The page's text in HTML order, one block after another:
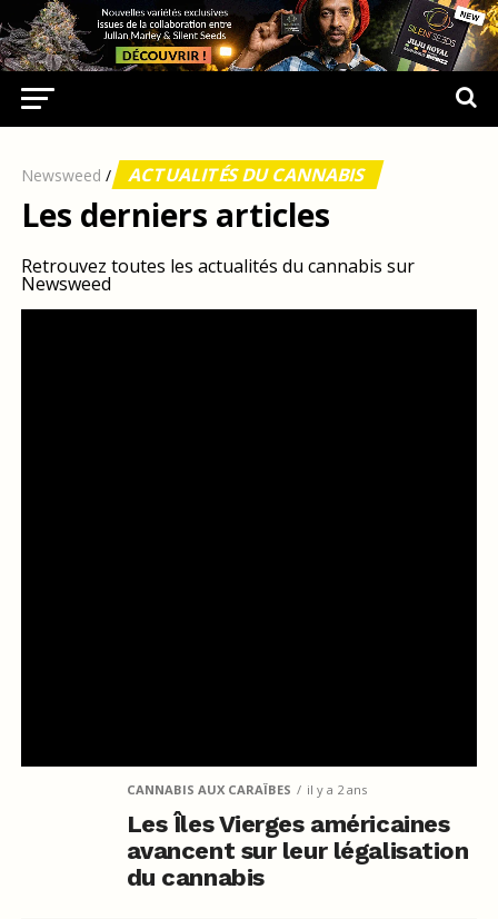
Newsweed / ACTUALITÉS DU CANNABIS
Les derniers articles
Retrouvez toutes les actualités du cannabis sur
Newsweed
CANNABIS AUX CARAÏBES il y a 2 ans
Les Îles Vierges américaines
avancent sur leur légalisation
du cannabis